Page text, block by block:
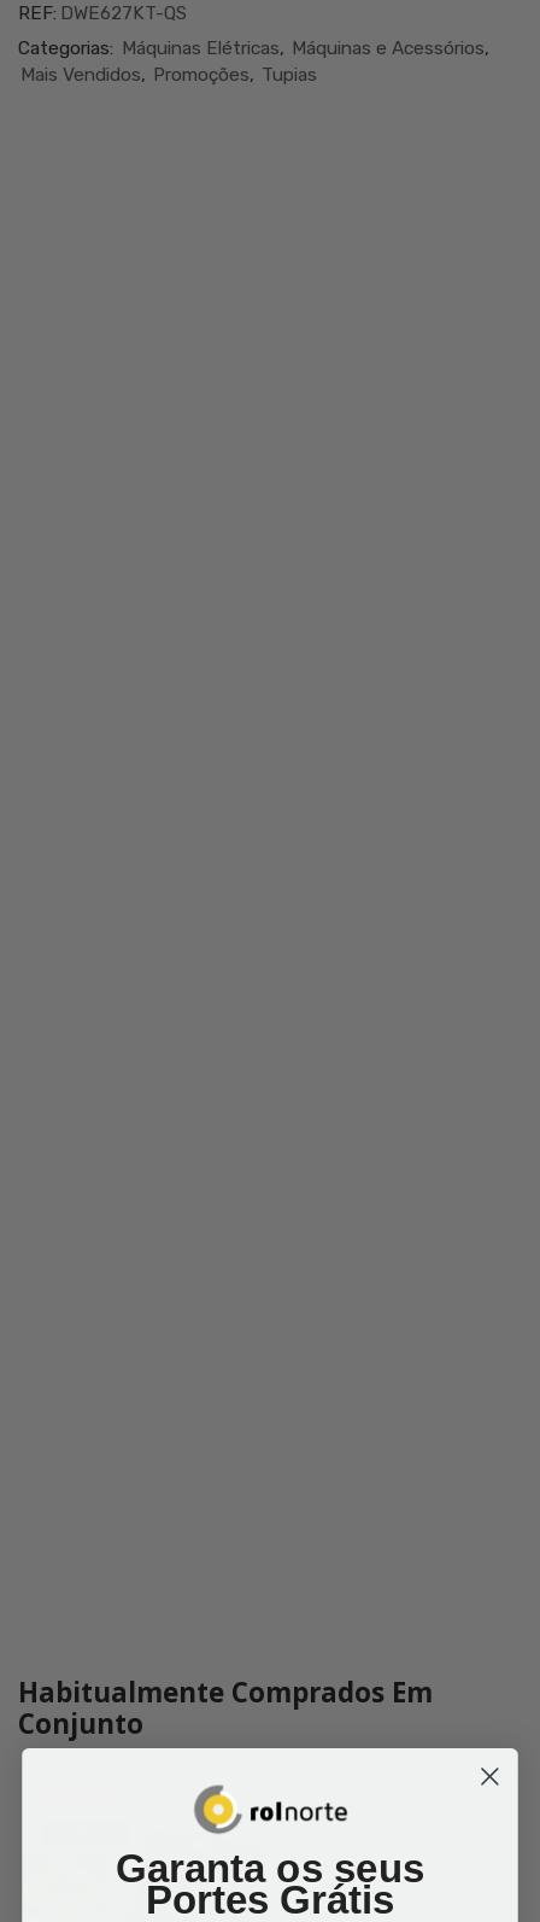
SUPERFÍCIE
2300W
12
REF: DWE627KT-QS
Categorias: Máquinas Elétricas, Máquinas e Acessórios,
Mais Vendidos, Promoções, Tupias
Habitualmente Comprados Em
Conjunto
Garanta os seus
Portes Grátis